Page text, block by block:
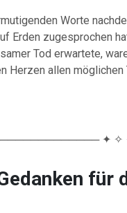
Worte
Erden zugesprochen
Tod erwartete,
Herzen allen
✦
für